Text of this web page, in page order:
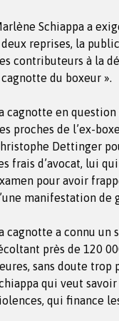
Schiappa a
deux reprises, la
contributeurs à la
cagnotte du boxeur ».
cagnotte en
proches de l’ex-
Dettinger
frais d’avocat, lui
pour avoir
manifestation de
cagnotte a connu un
près de 120
sans doute trop
qui veut
qui finance